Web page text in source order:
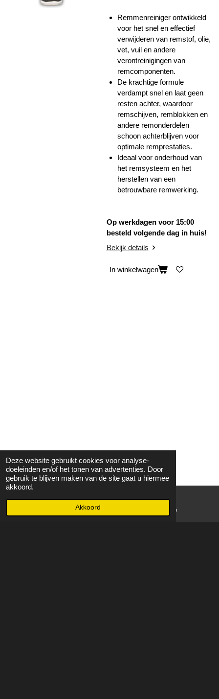
Deze website gebruikt cookies voor analyse-
doeleinden en/of het tonen van advertenties. Door
gebruik te blijven maken van de site gaat u hiermee
akkoord.
Akkoord
Remmenreiniger ontwikkeld
voor het snel en effectief
verwijderen van remstof, olie,
vet, vuil en andere
verontreinigingen van
remcomponenten.
De krachtige formule
verdampt snel en laat geen
resten achter, waardoor
remschijven, remblokken en
andere remonderdelen
schoon achterblijven voor
optimale remprestaties.
Ideaal voor onderhoud van
het remsysteem en het
herstellen van een
betrouwbare remwerking.
Op werkdagen voor 15:00
besteld volgende dag in huis!
Bekijk details
In winkelwagen
WhatsApp